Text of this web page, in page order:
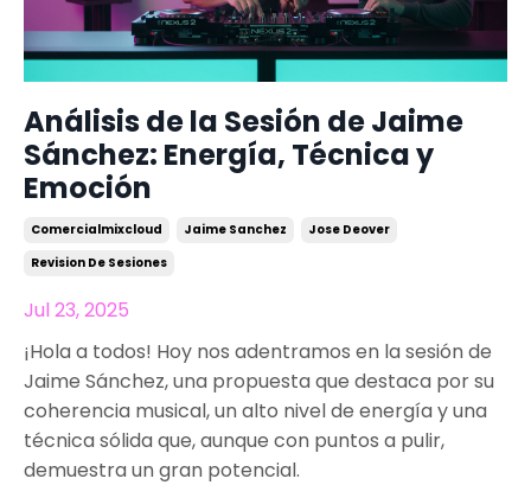
Análisis de la Sesión de Jaime
Sánchez: Energía, Técnica y
Emoción
Comercialmixcloud Jaime Sanchez
Jose Deover
Revision De Sesiones
Jul 23, 2025
¡Hola a todos! Hoy nos adentramos en la sesión de
Jaime Sánchez, una propuesta que destaca por su
coherencia musical, un alto nivel de energía y una
técnica sólida que, aunque con puntos a pulir,
demuestra un gran potencial.